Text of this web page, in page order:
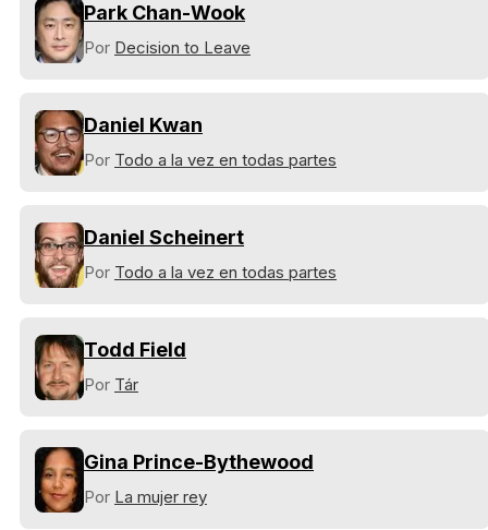
Park Chan-Wook
Por Decision to Leave
Daniel Kwan
Por Todo a la vez en todas partes
Daniel Scheinert
Por Todo a la vez en todas partes
Todd Field
Por Tár
Gina Prince-Bythewood
Por La mujer rey